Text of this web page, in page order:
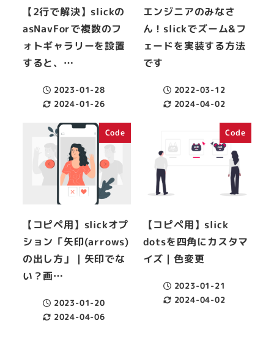
【2行で解決】slickの
asNavForで複数のフ
ォトギャラリーを設置
すると、…
投稿日
2023-01-28
更新日
2024-01-26
エンジニアのみなさ
ん！slickでズーム&フ
ェードを実装する方法
です
投稿日
2022-03-12
更新日
2024-04-02
Code
【コピペ用】slickオプ
ション「矢印(arrows)
の出し方」｜矢印でな
い？画…
投稿日
2023-01-20
更新日
2024-04-06
Code
【コピペ用】slick
dotsを四角にカスタマ
イズ｜色変更
投稿日
2023-01-21
更新日
2024-04-02